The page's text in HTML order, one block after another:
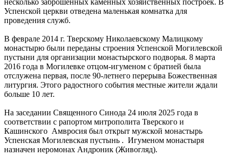
несколько заброшенных каменных хозяйственных построек. В
Успенской церкви отведена маленькая комнатка для
проведения служб.
В феврале 2014 г. Тверскому Николаевскому Малицкому
монастырю были переданы строения Успенской Могилевской
пустыни для организации монастырского подворья. 8 марта
2016 года в Могилевке отцом-игуменом с братией была
отслужена первая, после 90-летнего перерыва Божественная
литургия. Этого радостного события местные жители ждали
больше 10 лет.
На заседании Священного Синода 24 июля 2025 года в
соответствии с рапортом митрополита Тверского и
Кашинского Амвросия был открыт мужской монастырь
Успенская Могилевская пустынь . Игуменом монастыря
назначен иеромонах Андроник (Живогляд).